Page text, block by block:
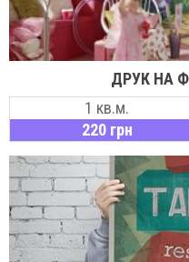
ДРУК НА
1 кв.м.
220 грн